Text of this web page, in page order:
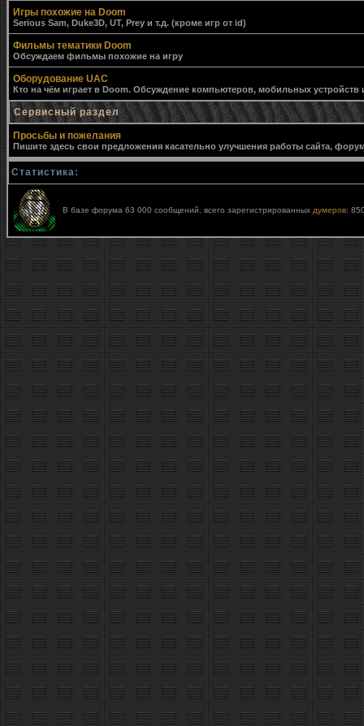
Игры похожие на Doom
Serious Sam, Duke3D, UT, Prey и т.д. (кроме игр от id)
Фильмы тематики Doom
Обсуждаем фильмы похожие на игру
Оборудование UAC
Кто на чём играет в Doom. Обсуждение компьютеров, мобильных устройств
Сервисный раздел
Просьбы и пожелания
Пишите здесь свои предложения касательно улучшения работы сайта,
Статистика:
В базе форума 63 000 сообщений, всего зарегистрированных думеров: